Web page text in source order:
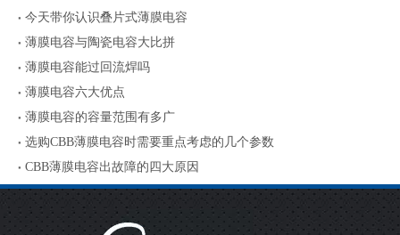
今天带你认识叠片式薄膜电容
薄膜电容与陶瓷电容大比拼
薄膜电容能过回流焊吗
薄膜电容六大优点
薄膜电容的容量范围有多广
选购CBB薄膜电容时需要重点考虑的几个参数
CBB薄膜电容出故障的四大原因